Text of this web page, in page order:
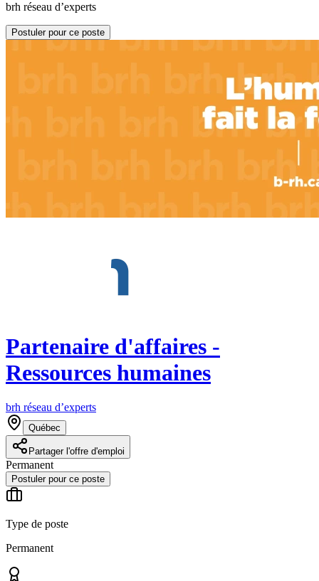
brh réseau d’experts
Postuler pour ce poste
Partenaire d'affaires -
Ressources humaines
brh réseau d’experts
Québec
Partager l'offre d'emploi
Permanent
Postuler pour ce poste
Type de poste
Permanent